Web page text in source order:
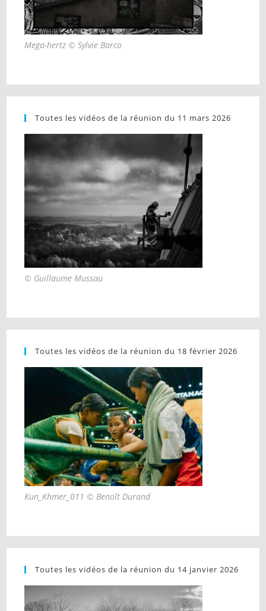
Mega-hertz © Sylvie Barco
Toutes les vidéos de la réunion du 11 mars 2026
© Guillaume Mussau
Toutes les vidéos de la réunion du 18 février 2026
Kun_Khmer_011 © Benoît Durand
Toutes les vidéos de la réunion du 14 janvier 2026